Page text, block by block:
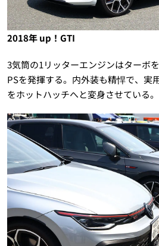
2018年 up！GTI
3気筒の1リッターエンジンはターボ
PSを発揮する。内外装も精悍で、実
をホットハッチへと変身させている。